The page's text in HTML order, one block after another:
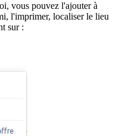
vous pouvez l'ajouter à
l'imprimer, localiser le lieu
sur :